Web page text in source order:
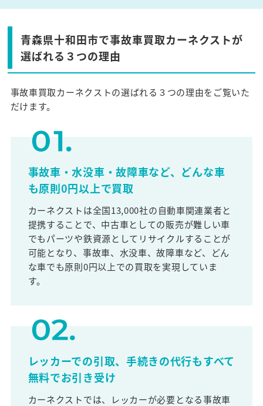
青森県十和田市で事故車買取カーネクストが
選ばれる３つの理由
事故車買取カーネクストの選ばれる３つの理由をご覧いた
だけます。
事故車・水没車・故障車など、どんな車
も原則0円以上で買取
カーネクストは全国13,000社の自動車関連業者と
提携することで、中古車としての販売が難しい車
でもパーツや鉄資源としてリサイクルすることが
可能となり、事故車、水没車、故障車など、どん
な車でも原則0円以上での買取を実現していま
す。
レッカーでの引取、手続きの代行もすべて
無料でお引き受け
カーネクストでは、レッカーが必要となる事故車